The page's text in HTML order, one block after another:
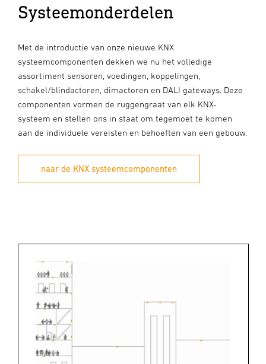
Systeemonderdelen
Met de introductie van onze nieuwe KNX
systeemcomponenten dekken we nu het volledige
assortiment sensoren, voedingen, koppelingen,
schakel/blindactoren, dimactoren en DALI gateways. Deze
componenten vormen de ruggengraat van elk KNX-
systeem en stellen ons in staat om tegemoet te komen
aan de individuele vereisten en behoeften van een gebouw.
naar de KNX systeemcomponenten